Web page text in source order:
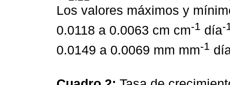
Los valores máximos y
0.0118 a 0.0063 cm cm-1 día-
0.0149 a 0.0069 mm mm-1